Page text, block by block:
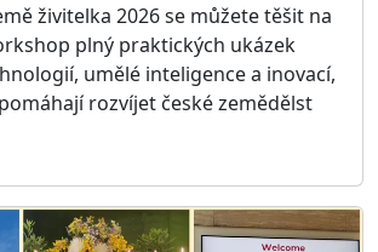
živitelka 2026 se můžete těšit na
plný praktických ukázek
umělé inteligence a inovací,
rozvíjet české zemědělst